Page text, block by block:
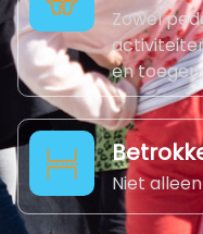
Zowel
en toegep
Niet